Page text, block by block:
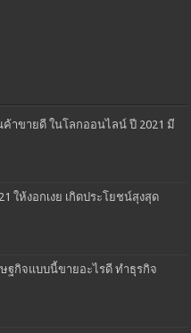
ค้าขายดี ในโลกออนไลน์ ปี 2021 มี
ให้งอกเงย เกิดประโยชน์สุงสุด
ษฐกิจแบบนี้ขายอะไรดี ทำธุรกิจ